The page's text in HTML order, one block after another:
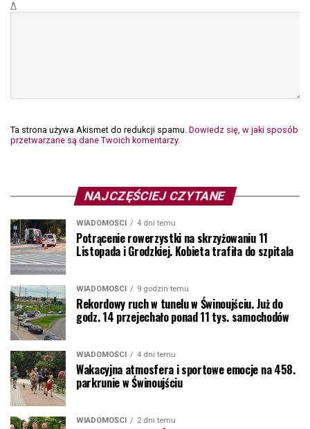
Δ
Ta strona używa Akismet do redukcji spamu. Dowiedz się, w jaki sposób
przetwarzane są dane Twoich komentarzy.
NAJCZĘŚCIEJ CZYTANE
WIADOMOŚCI 4 dni temu
Potrącenie rowerzystki na skrzyżowaniu 11
Listopada i Grodzkiej. Kobieta trafiła do szpitala
WIADOMOŚCI 9 godzin temu
Rekordowy ruch w tunelu w Świnoujściu. Już do
godz. 14 przejechało ponad 11 tys. samochodów
WIADOMOŚCI 4 dni temu
Wakacyjna atmosfera i sportowe emocje na 458.
parkrunie w Świnoujściu
WIADOMOŚCI 2 dni temu